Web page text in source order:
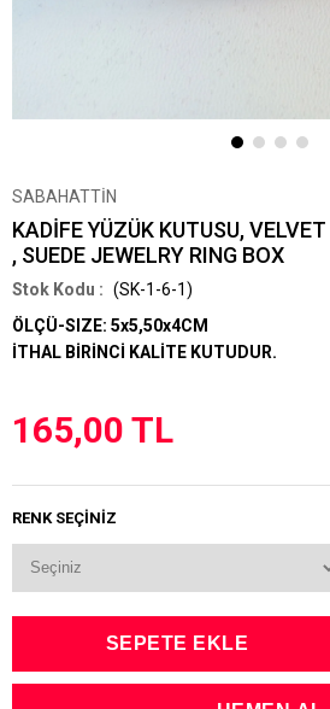
SABAHATTİN
KADİFE YÜZÜK KUTUSU,
, SUEDE JEWELRY RING BOX
(SK-1-6-1)
ÖLÇÜ-SIZE: 5x5,50x4CM
İTHAL BİRİNCİ KALİTE KUTUDUR.
165,00 TL
RENK SEÇİNİZ